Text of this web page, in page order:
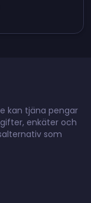
kan tjäna pengar
enkäter och
som